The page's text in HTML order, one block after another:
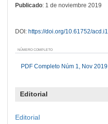
Publicado: 1 de noviembre 2019
DOI: https://doi.org/10.61752/acd.i1
NÚMERO COMPLETO
PDF Completo Núm 1, Nov 2019
Editorial
Editorial